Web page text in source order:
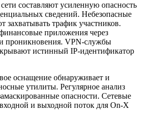
составляют усиленную опасность
сведений. Небезопасные
захватывать трафик участников.
приложения через
проникновения. VPN-службы
истинный IP-идентификатор
оснащение обнаруживает и
утилиты. Регулярное анализ
опасности. Сетевые
и выходной поток для On-X